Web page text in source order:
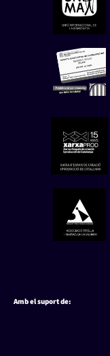
Amb el suport de: